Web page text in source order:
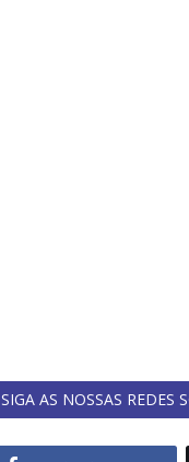
SIGA AS NOSSAS REDES